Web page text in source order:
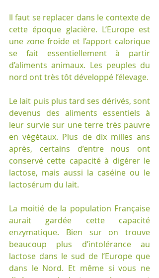
Il faut se replacer dans le contexte de
cette époque glacière. L’Europe est
une zone froide et l’apport calorique
se fait essentiellement à partir
d’aliments animaux. Les peuples du
nord ont très tôt développé l’élevage.
Le lait puis plus tard ses dérivés, sont
devenus des aliments essentiels à
leur survie sur une terre très pauvre
en végétaux. Plus de dix milles ans
après, certains d’entre nous ont
conservé cette capacité à digérer le
lactose, mais aussi la caséine ou le
lactosérum du lait.
La moitié de la population Française
aurait gardée cette capacité
enzymatique. Bien sur on trouve
beaucoup plus d’intolérance au
lactose dans le sud de l’Europe que
dans le Nord. Et même si vous ne